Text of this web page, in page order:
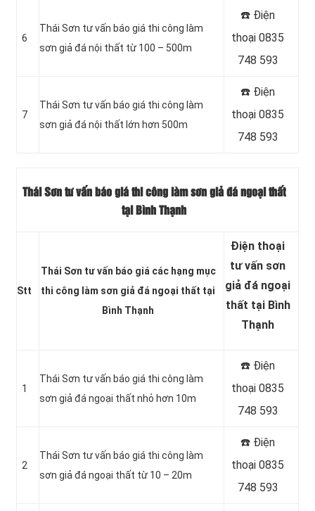
6
Thái Sơn tư vấn báo giá thi công làm
sơn giả đá nội thất từ 100 – 500m
☎️ Điện
thoại 0835
748 593
7
Thái Sơn tư vấn báo giá thi công làm
sơn giả đá nội thất lớn hơn 500m
☎️ Điện
thoại 0835
748 593
Thái Sơn tư vấn báo giá thi công làm sơn giả đá ngoại thất
tại Bình Thạnh
Stt
Thái Sơn tư vấn báo giá các hạng mục
thi công làm sơn giả đá ngoại thất tại
Bình Thạnh
Điện thoại
tư vấn sơn
giả đá ngoại
thất tại Bình
Thạnh
1
Thái Sơn tư vấn báo giá thi công làm
sơn giả đá ngoại thất nhỏ hơn 10m
☎️ Điện
thoại 0835
748 593
2
Thái Sơn tư vấn báo giá thi công làm
sơn giả đá ngoại thất từ 10 – 20m
☎️ Điện
thoại 0835
748 593